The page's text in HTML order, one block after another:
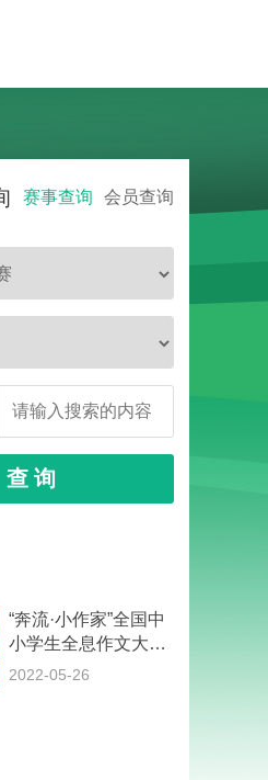
赛事查询 会员查询
查 询
“奔流·小作家”全国中
小学生全息作文大赛
征稿通知
2022-05-26